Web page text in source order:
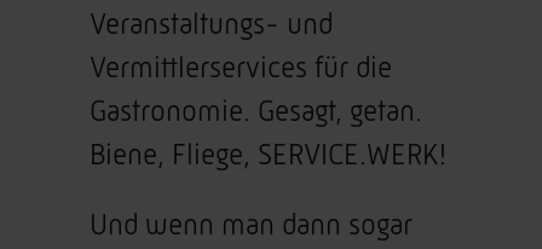
Veranstaltungs- und
Vermittlerservices für die
Gastronomie. Gesagt, getan.
Biene, Fliege, SERVICE.WERK!
Und wenn man dann sogar